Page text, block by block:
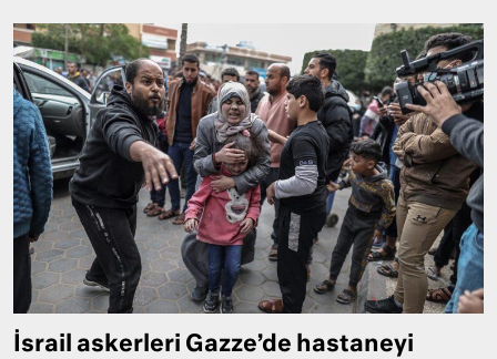
İsrail askerleri Gazze’de hastaneyi